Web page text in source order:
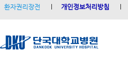
환자권리장전 개인정보처리방침